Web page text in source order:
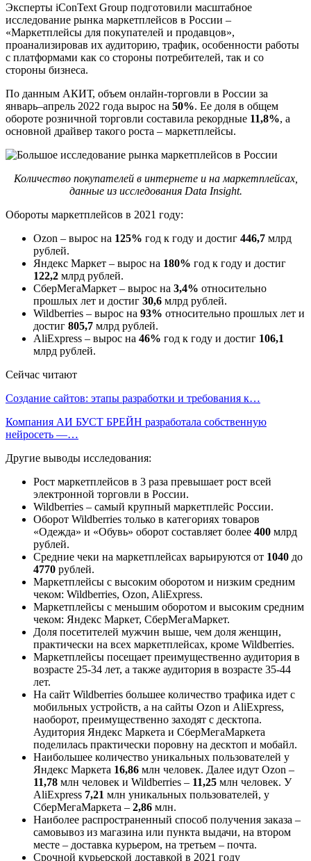
Эксперты iConText Group подготовили масштабное
исследование рынка маркетплейсов в России –
«Маркетплейсы для покупателей и продавцов»,
проанализировав их аудиторию, трафик, особенности работы
с платформами как со стороны потребителей, так и со
стороны бизнеса.
По данным АКИТ, объем онлайн-торговли в России за
январь–апрель 2022 года вырос на 50%. Ее доля в общем
обороте розничной торговли составила рекордные 11,8%, а
основной драйвер такого роста – маркетплейсы.
Количество покупателей в интернете и на маркетплейсах,
данные из исследования Data Insight.
Обороты маркетплейсов в 2021 году:
Ozon – вырос на 125% год к году и достиг 446,7 млрд
рублей.
Яндекс Маркет – вырос на 180% год к году и достиг
122,2 млрд рублей.
СберМегаМаркет – вырос на 3,4% относительно
прошлых лет и достиг 30,6 млрд рублей.
Wildberries – вырос на 93% относительно прошлых лет и
достиг 805,7 млрд рублей.
AliExpress – вырос на 46% год к году и достиг 106,1
млрд рублей.
Сейчас читают
Создание сайтов: этапы разработки и требования к…
Компания АИ БУСТ БРЕЙН разработала собственную
нейросеть —…
Другие выводы исследования:
Рост маркетплейсов в 3 раза превышает рост всей
электронной торговли в России.
Wildberries – самый крупный маркетплейс России.
Оборот Wildberries только в категориях товаров
«Одежда» и «Обувь» оборот составляет более 400 млрд
рублей.
Средние чеки на маркетплейсах варьируются от 1040 до
4770 рублей.
Маркетплейсы с высоким оборотом и низким средним
чеком: Wildberries, Ozon, AliExpress.
Маркетплейсы с меньшим оборотом и высоким средним
чеком: Яндекс Маркет, СберМегаМаркет.
Доля посетителей мужчин выше, чем доля женщин,
практически на всех маркетплейсах, кроме Wildberries.
Маркетплейсы посещает преимущественно аудитория в
возрасте 25-34 лет, а также аудитория в возрасте 35-44
лет.
На сайт Wildberries большее количество трафика идет с
мобильных устройств, а на сайты Ozon и AliExpress,
наоборот, преимущественно заходят с десктопа.
Аудитория Яндекс Маркета и СберМегаМаркета
поделилась практически поровну на десктоп и мобайл.
Наибольшее количество уникальных пользователей у
Яндекс Маркета 16,86 млн человек. Далее идут Ozon –
11,78 млн человек и Wildberries – 11,25 млн человек. У
AliExpress 7,21 млн уникальных пользователей, у
СберМегаМаркета – 2,86 млн.
Наиболее распространенный способ получения заказа –
самовывоз из магазина или пункта выдачи, на втором
месте – доставка курьером, на третьем – почта.
Срочной курьерской доставкой в 2021 году